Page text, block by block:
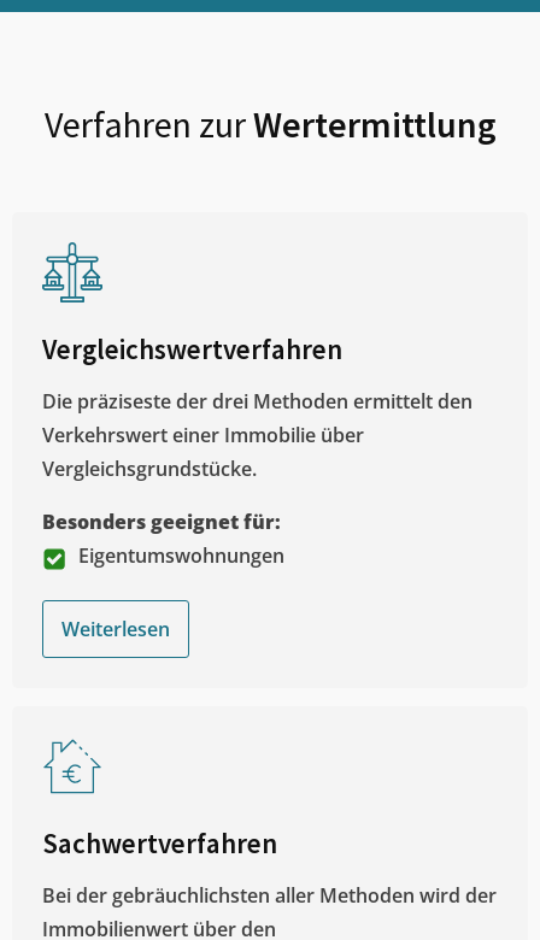
Verfahren zurWertermittlung
Vergleichswertverfahren
Die präziseste der drei Methoden ermittelt den
Verkehrswert einer Immobilie über
Vergleichsgrundstücke.
Besonders geeignet für:
Eigentumswohnungen
Weiterlesen
Sachwertverfahren
Bei der gebräuchlichsten aller Methoden wird der
Immobilienwert über den